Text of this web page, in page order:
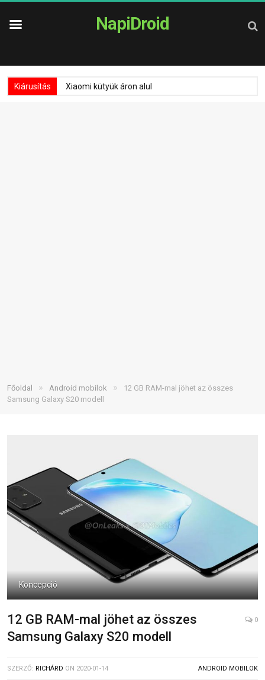
NapiDroid
Kiárusítás Xiaomi kütyük áron alul
Főoldal » Android mobilok »
12 GB RAM-mal jöhet az összes
Samsung Galaxy S20 modell
Koncepció
12 GB RAM-mal jöhet az összes
Samsung Galaxy S20 modell
0
SZERZŐ: RICHÁRD ON 2020-01-14 ANDROID MOBILOK